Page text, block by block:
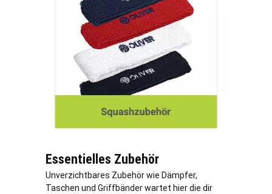
Essentielles Zubehör
Unverzichtbares Zubehör wie Dämpfer,
Taschen und Griffbänder wartet hier die dir